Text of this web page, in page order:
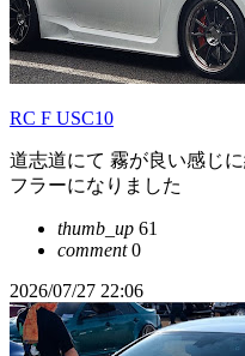
RC F USC10
道志道にて 霧が良い感じ
フラーになりました
thumb_up 61
comment0
2026/07/27 22:06